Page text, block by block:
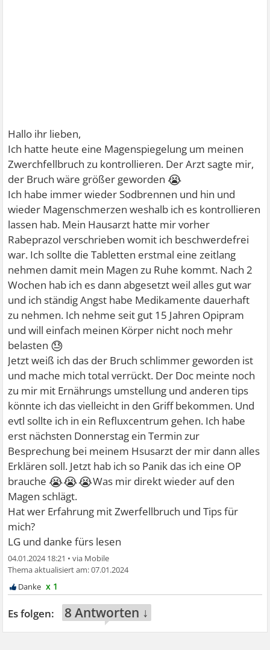
Hallo ihr lieben,
Ich hatte heute eine Magenspiegelung um meinen
Zwerchfellbruch zu kontrollieren. Der Arzt sagte mir,
der Bruch wäre größer geworden 😭
Ich habe immer wieder Sodbrennen und hin und
wieder Magenschmerzen weshalb ich es kontrollieren
lassen hab. Mein Hausarzt hatte mir vorher
Rabeprazol verschrieben womit ich beschwerdefrei
war. Ich sollte die Tabletten erstmal eine zeitlang
nehmen damit mein Magen zu Ruhe kommt. Nach 2
Wochen hab ich es dann abgesetzt weil alles gut war
und ich ständig Angst habe Medikamente dauerhaft
zu nehmen. Ich nehme seit gut 15 Jahren Opipram
und will einfach meinen Körper nicht noch mehr
belasten 😓
Jetzt weiß ich das der Bruch schlimmer geworden ist
und mache mich total verrückt. Der Doc meinte noch
zu mir mit Ernährungs umstellung und anderen tips
könnte ich das vielleicht in den Griff bekommen. Und
evtl sollte ich in ein Refluxcentrum gehen. Ich habe
erst nächsten Donnerstag ein Termin zur
Besprechung bei meinem Hsusarzt der mir dann alles
Erklären soll. Jetzt hab ich so Panik das ich eine OP
brauche 😭😭😭Was mir direkt wieder auf den
Magen schlägt.
Hat wer Erfahrung mit Zwerfellbruch und Tips für
mich?
LG und danke fürs lesen
04.01.2024 18:21 •
07.01.2024
x 1
8 Antworten ↓